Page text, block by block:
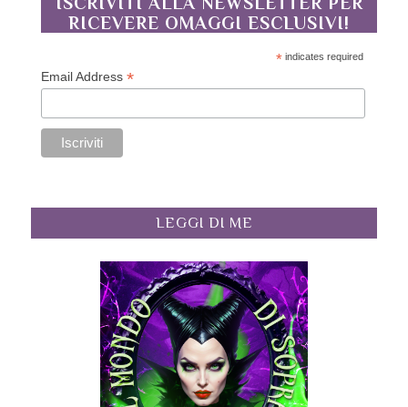
RICEVERE OMAGGI ESCLUSIVI!
* indicates required
Email Address*
LEGGI DI ME